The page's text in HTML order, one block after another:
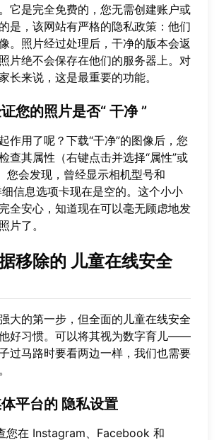
它是完全免费的，您无需创建账户或
是，该网站有严格的隐私政策：他们
。照片经过处理后，干净的版本会返
片绝不会保存在他们的服务器上。对
长来说，这是最重要的功能。
您的照片是否“ 干净”
作用了呢？下载“干净”的图像后，您
查其属性（右键点击并选择“属性”或
您会发现，曾经显示相机型号和
信息选项卡现在是空的。这个小小
全安心，知道现在可以毫无顾虑地发
片了。
移除的 儿童在线安全
大的第一步，但全面的儿童在线安全
好习惯。可以将其视为数字育儿——
过马路时要看两边一样，我们也需要
平台的 隐私设置
您在 Instagram、Facebook 和